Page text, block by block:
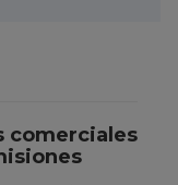
comerciales